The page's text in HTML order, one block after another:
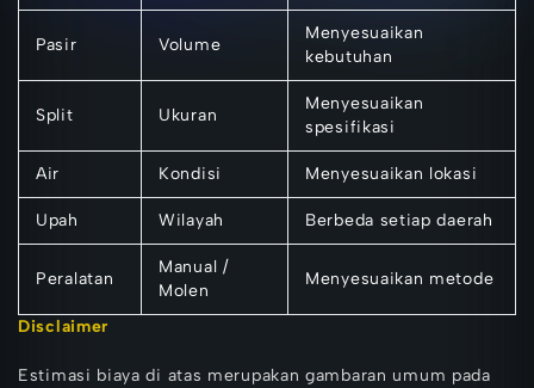
Pasir Volume
Menyesuaikan
kebutuhan
Split Ukuran
Menyesuaikan
spesifikasi
Air Kondisi Menyesuaikan lokasi
Upah Wilayah Berbeda setiap daerah
Peralatan
Manual /
Molen
Menyesuaikan metode
Disclaimer
Estimasi biaya di atas merupakan gambaran umum pada